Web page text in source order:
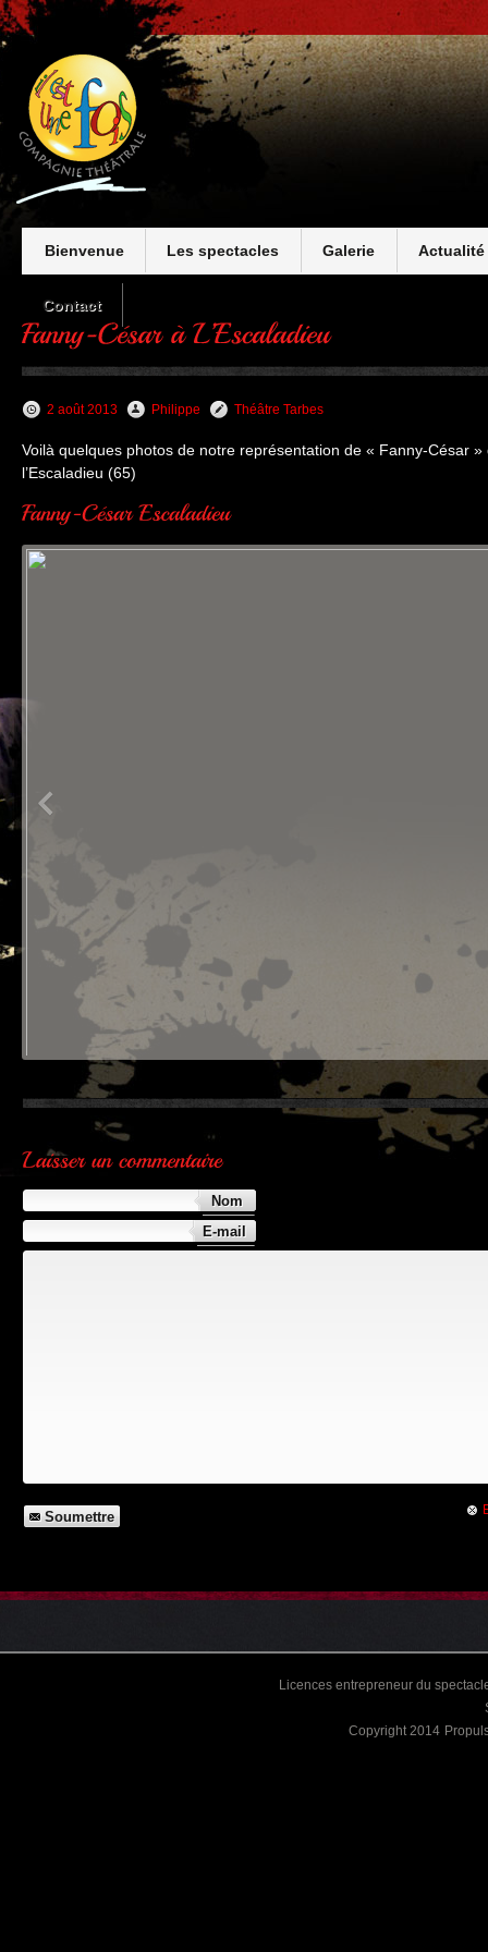
Bienvenue Les spectacles Galerie Actualité
Contact
2 août 2013 Philippe Théâtre Tarbes
Voilà quelques photos de notre représentation de « Fanny-César
l’Escaladieu (65)
Nom
E-mail
Soumettre
Licences entrepreneur du
Copyright 2014